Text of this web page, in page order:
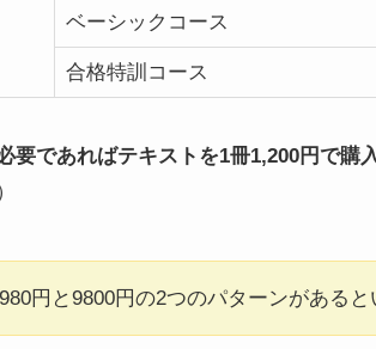
ベーシックコース
合格特訓コース
要であればテキストを1冊1,200円で購
円と9800円の2つのパターンがある